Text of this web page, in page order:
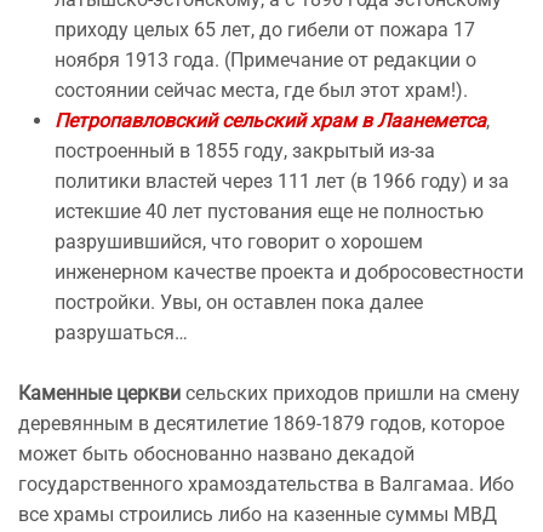
приходу целых 65 лет, до гибели от пожара 17
ноября 1913 года. (Примечание от редакции о
состоянии сейчас места, где был этот храм!).
Петропавловский сельский храм в Лаанеметса,
построенный в 1855 году, закрытый из-за
политики властей через 111 лет (в 1966 году) и за
истекшие 40 лет пустования еще не полностью
разрушившийся, что говорит о хорошем
инженерном качестве проекта и добросовестности
постройки. Увы, он оставлен пока далее
разрушаться…
Каменные церкви сельских приходов пришли на смену
деревянным в десятилетие 1869-1879 годов, которое
может быть обоснованно названо декадой
государственного храмоздательства в Валгамаа. Ибо
все храмы строились либо на казенные суммы МВД